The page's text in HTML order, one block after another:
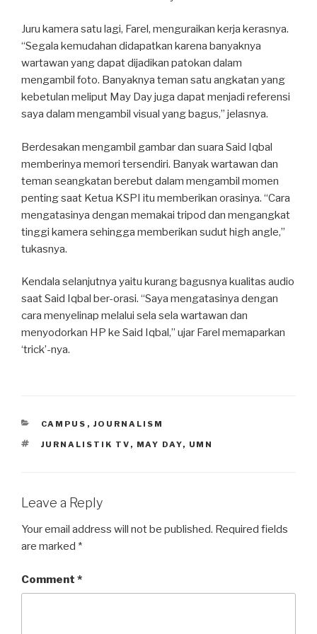
Juru kamera satu lagi, Farel, menguraikan kerja kerasnya.
“Segala kemudahan didapatkan karena banyaknya
wartawan yang dapat dijadikan patokan dalam
mengambil foto. Banyaknya teman satu angkatan yang
kebetulan meliput May Day juga dapat menjadi referensi
saya dalam mengambil visual yang bagus,” jelasnya.
Berdesakan mengambil gambar dan suara Said Iqbal
memberinya memori tersendiri. Banyak wartawan dan
teman seangkatan berebut dalam mengambil momen
penting saat Ketua KSPI itu memberikan orasinya. “Cara
mengatasinya dengan memakai tripod dan mengangkat
tinggi kamera sehingga memberikan sudut high angle,”
tukasnya.
Kendala selanjutnya yaitu kurang bagusnya kualitas audio
saat Said Iqbal ber-orasi. “Saya mengatasinya dengan
cara menyelinap melalui sela sela wartawan dan
menyodorkan HP ke Said Iqbal,” ujar Farel memaparkan
‘trick’-nya.
CATEGORIES
CAMPUS , JOURNALISM
TAGS
JURNALISTIK TV , MAY DAY, UMN
Leave a Reply
Your email address will not be published. Required fields
are marked *
Comment *